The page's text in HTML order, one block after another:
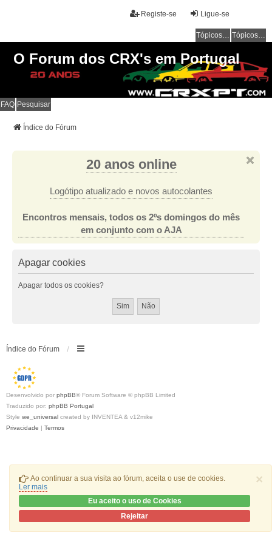
×
Ao continuar a sua visita ao fórum, aceita o use de cookies.
Ler mais
Eu aceito o uso de Cookies
Rejeitar
Ligue-se
Registe-se
Tópicos sem resposta Tópicos ativos
O Forum dos CRX's em Portugal
FAQ Pesquisar
Índice do Fórum
20 anos online
Logótipo atualizado e novos autocolantes
Encontros mensais, todos os 2ºs domingos do mês
em conjunto com o AJA
Apagar cookies
Apagar todos os cookies?
Índice do Fórum
Desenvolvido por phpBB® Forum Software © phpBB Limited
Traduzido por: phpBB Portugal
Style we_universal created by INVENTEA & v12mike
Privacidade | Termos